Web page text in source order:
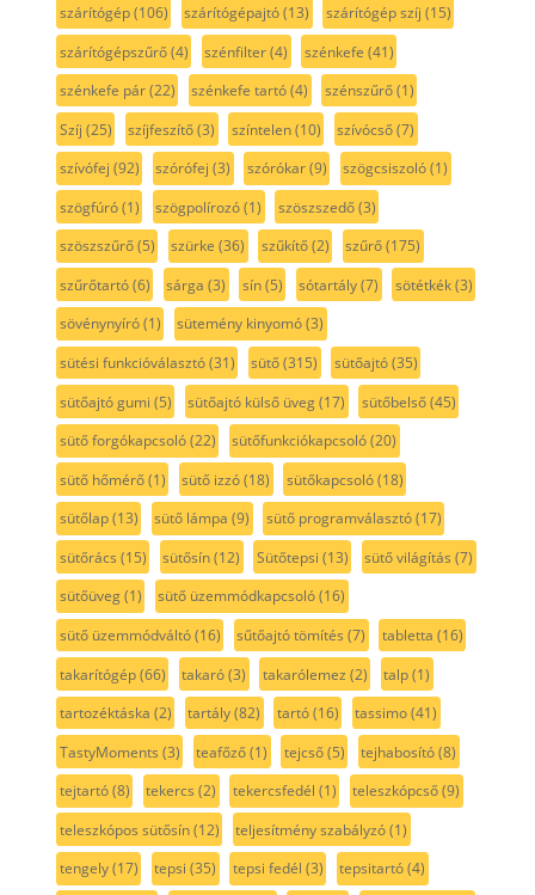
szárítógép(106) szárítógépajtó(13) szárítógép szíj (15)
szárítógépszűrő(4) szénfilter(4) szénkefe (41)
szénkefe pár(22) szénkefe tartó(4) szénszűrő(1)
Szíj (25) szíjfeszítő(3) színtelen(10) szívócső(7)
szívófej (92) szórófej (3) szórókar(9) szögcsiszoló(1)
szögfúró(1) szögpolírozó(1) szöszszedő(3)
szöszszűrő(5) szürke (36) szűkítő(2) szűrő(175)
szűrőtartó(6) sárga (3) sín(5) sótartály(7) sötétkék(3)
sövénynyíró(1) sütemény kinyomó(3)
sütési funkcióválasztó(31) sütő(315) sütőajtó(35)
sütőajtó gumi (5) sütőajtó külső üveg(17) sütőbelső(45)
sütő forgókapcsoló(22) sütőfunkciókapcsoló(20)
sütő hőmérő(1) sütő izzó(18) sütőkapcsoló(18)
sütőlap(13) sütő lámpa (9) sütő programválasztó(17)
sütőrács (15) sütősín(12) Sütőtepsi (13) sütő világítás (7)
sütőüveg(1) sütő üzemmódkapcsoló(16)
sütő üzemmódváltó(16) sűtőajtó tömítés (7) tabletta (16)
takarítógép(66) takaró(3) takarólemez (2) talp(1)
tartozéktáska (2) tartály(82) tartó(16) tassimo(41)
TastyMoments (3) teafőző(1) tejcső(5) tejhabosító(8)
tejtartó(8) tekercs (2) tekercsfedél (1) teleszkópcső(9)
teleszkópos sütősín(12) teljesítmény szabályzó(1)
tengely(17) tepsi (35) tepsi fedél (3) tepsitartó(4)